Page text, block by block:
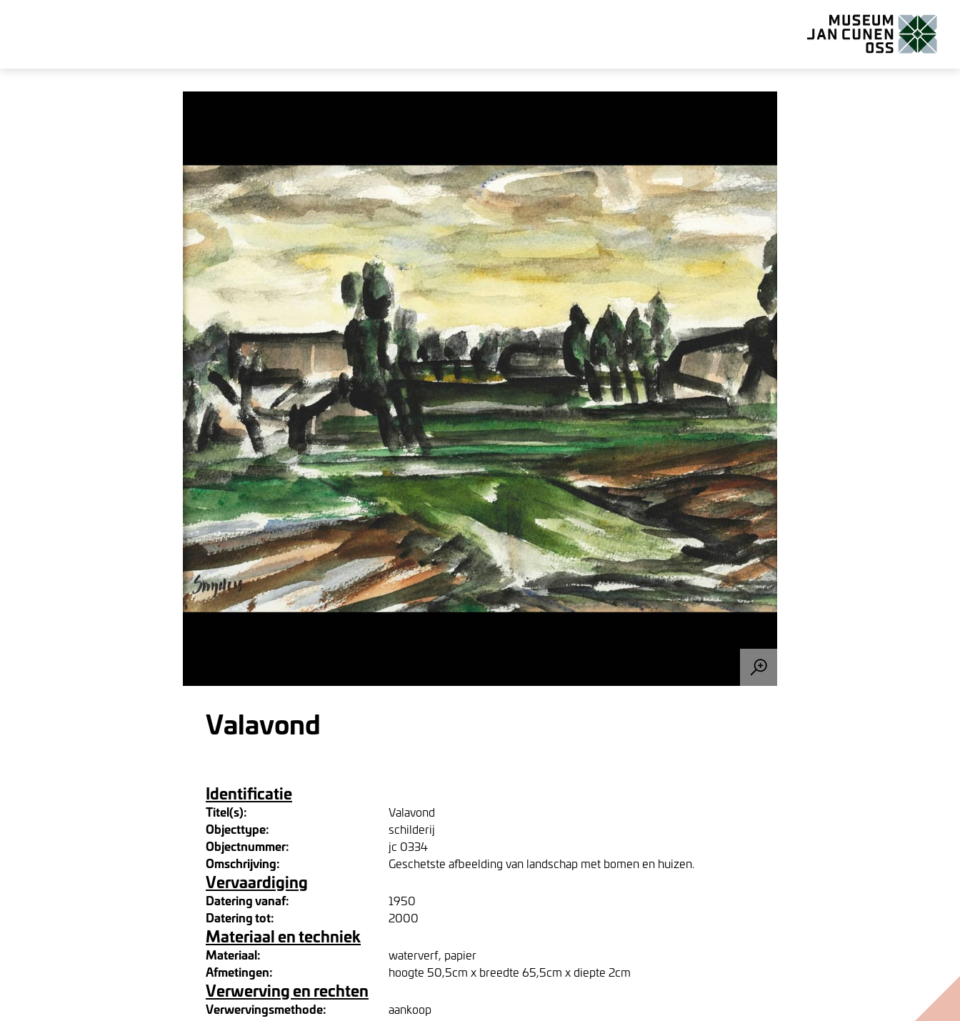
Valavond
Identificatie
Titel(s): Valavond
Objecttype: schilderij
Objectnummer: jc 0334
Omschrijving: Geschetste afbeelding van landschap met bomen en huizen.
Vervaardiging
Datering vanaf: 1950
Datering tot: 2000
Materiaal en techniek
Materiaal: waterverf, papier
Afmetingen: hoogte 50,5cm x breedte 65,5cm x diepte 2cm
Verwerving en rechten
Verwervingsmethode: aankoop